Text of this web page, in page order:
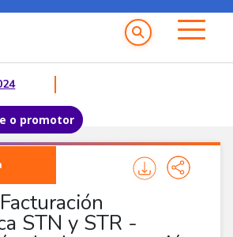
o promotor
Menu principal
STN y STR -